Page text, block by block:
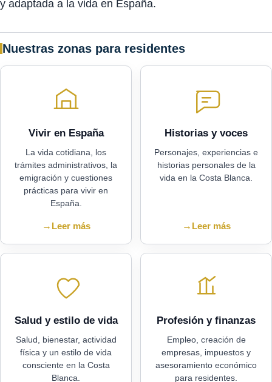
y adaptada a la vida en España.
Nuestras zonas para residentes
Vivir en España
La vida cotidiana, los
trámites administrativos, la
emigración y cuestiones
prácticas para vivir en
España.
→ Leer más
Historias y voces
Personajes, experiencias e
historias personales de la
vida en la Costa Blanca.
→ Leer más
Salud y estilo de vida
Salud, bienestar, actividad
física y un estilo de vida
consciente en la Costa
Blanca.
Profesión y finanzas
Empleo, creación de
empresas, impuestos y
asesoramiento económico
para residentes.